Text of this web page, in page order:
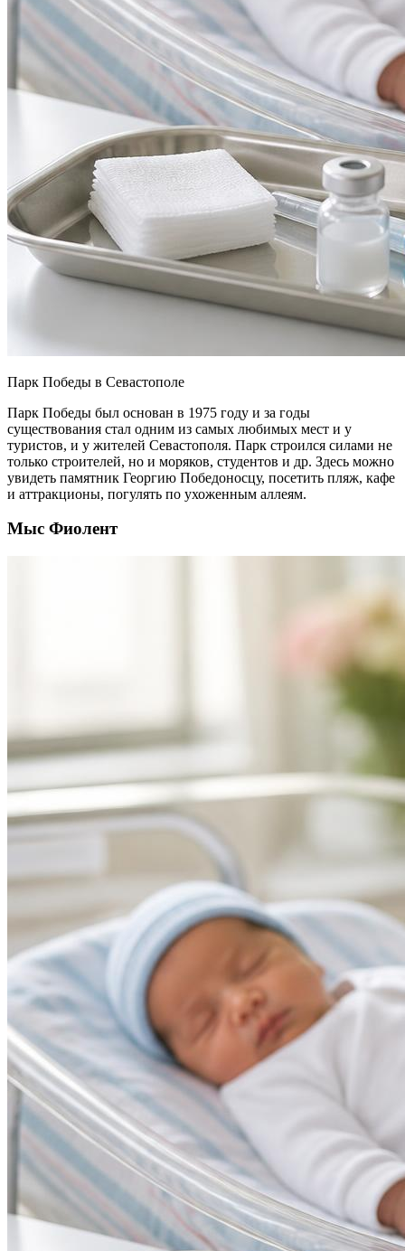
Парк Победы в Севастополе
Парк Победы был основан в 1975 году и за годы
существования стал одним из самых любимых мест и у
туристов, и у жителей Севастополя. Парк строился силами не
только строителей, но и моряков, студентов и др. Здесь можно
увидеть памятник Георгию Победоносцу, посетить пляж, кафе
и аттракционы, погулять по ухоженным аллеям.
Мыс Фиолент